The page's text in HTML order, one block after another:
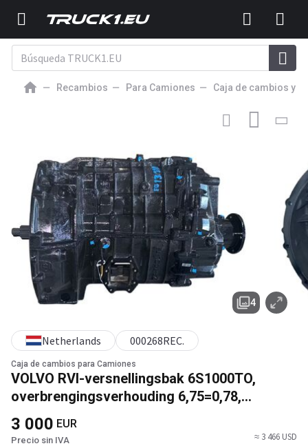
Recambios Para Camiones Caja de cambios y
referentienummer 000268REC.
Caja de cambios para Camiones
VOLVO RVI-versnellingsbak 6S1000TO,
overbrengingsverhouding 6,75=0,78,
gereviseerd zonder schakelhendel +
referentienummer 000268REC.
4
Netherlands 000268REC.
3 000 EUR
Precio sin IVA ≈ 3 466 USD